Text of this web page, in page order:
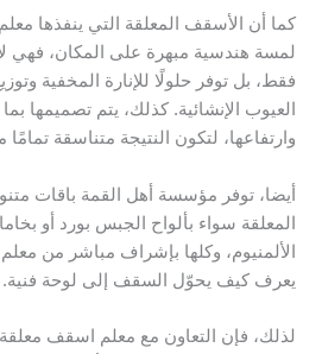
كما أن الأسقف المعلقة التي ينفذها
لمسة هندسية مبهرة على المكان، فهي
فقط، بل توفر حلولًا للإنارة المخفية
العيوب الإنشائية. كذلك، يتم تصميمها
وارتفاعها، لتكون النتيجة متناسقة تمامًا
أيضا، توفر مؤسسة أهل القمة باقات
المعلقة سواء بألواح الجبس بورد أو
الألمنيوم، وكلها بإشراف مباشر من
يعرف كيف يحوّل السقف إلى لوحة فنية.
لذلك، فإن التعاون مع معلم اسقف معلقة